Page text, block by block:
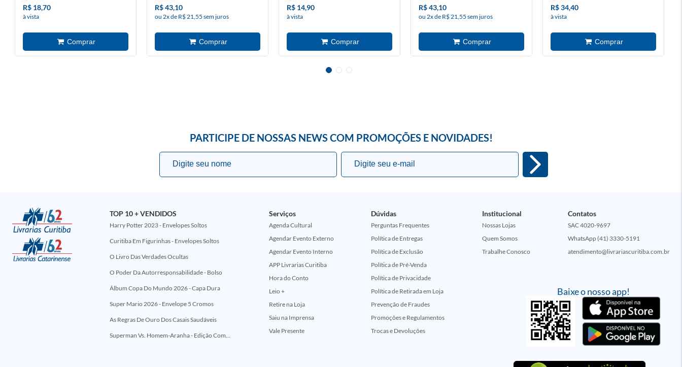
R$ 18,70
à vista
R$ 43,10
ou 2x de R$ 21,55 sem juros
R$ 14,90
à vista
R$ 43,10
ou 2x de R$ 21,55 sem juros
R$ 34,40
à vista
PARTICIPE DE NOSSAS NEWS COM PROMOÇÕES E NOVIDADES!
Baixe o nosso app!
TOP 10 + VENDIDOS
Harry Potter 2023 - Envelopes Soltos
Curitiba Em Figurinhas - Envelopes Soltos
O Livro Das Verdades Ocultas
O Poder Da Autorresponsabilidade - Bolso
Álbum Copa Do Mundo 2026 - Capa Dura
Super Mario 2026 - Envelope 5 Cromos
As Regras De Ouro Dos Casais Saudáveis
Superman Vs. Homem-Aranha - Edição Comemorativa 50 Anos (Encontros Clássicos Dc E Marvel)
Serviços
Agenda Cultural
Agendar Evento Externo
Agendar Evento Interno
APP Livrarias Curitiba
Hora do Conto
Leio +
Retire na Loja
Saiu na Imprensa
Vale Presente
Dúvidas
Perguntas Frequentes
Política de Entregas
Política de Exclusão
Política de Pré-Venda
Política de Privacidade
Política de Retirada em Loja
Prevenção de Fraudes
Promoções e Regulamentos
Trocas e Devoluções
Institucional
Nossas Lojas
Quem Somos
Trabalhe Conosco
Contatos
SAC 4020-9697
WhatsApp (41) 3330-5191
atendimento@livrariascuritiba.com.br